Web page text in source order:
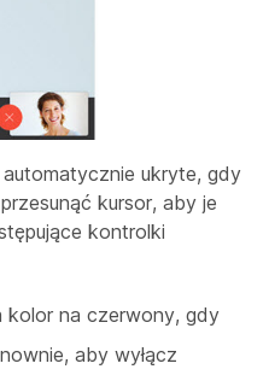
ukryte, gdy
kursor, aby je
kontrolki
na czerwony, gdy
aby wyłącz